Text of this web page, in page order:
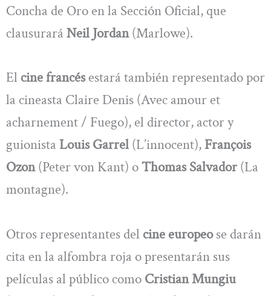
Concha de Oro en la Sección Oficial, que
clausurará Neil Jordan(Marlowe).
El cine francésestará también representado por
la cineasta Claire Denis (Avec amour et
acharnement / Fuego), el director, actor y
guionista Louis Garrel (L’innocent), François
Ozon(Peter von Kant) oThomas Salvador (La
montagne).
Otros representantes del cine europeose darán
cita en la alfombra roja o presentarán sus
películas al público como Cristian Mungiu